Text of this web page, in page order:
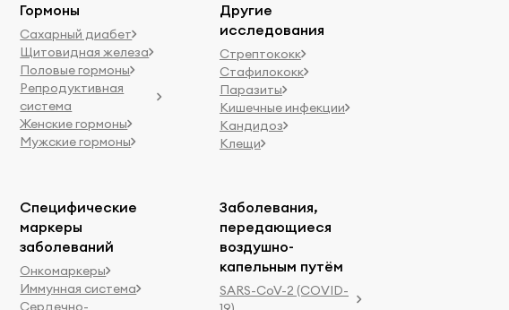
Гормоны
Сахарный диабет
Щитовидная железа
Половые гормоны
Репродуктивная
система
Женские гормоны
Мужские гормоны
Другие
исследования
Стрептококк
Стафилококк
Паразиты
Кишечные инфекции
Кандидоз
Клещи
Специфические
маркеры
заболеваний
Онкомаркеры
Иммунная система
Сердечно-
Заболевания,
передающиеся
воздушно-
капельным путём
SARS-CoV-2 (COVID-